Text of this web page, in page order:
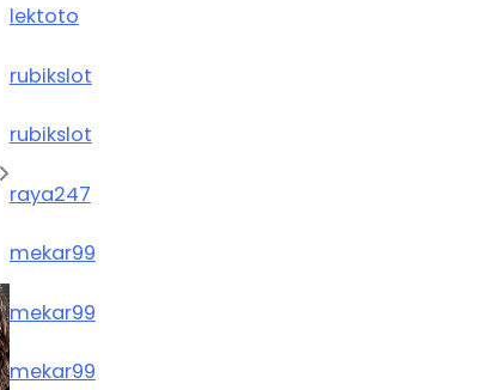
lektoto
rubikslot
rubikslot
raya247
mekar99
mekar99
mekar99